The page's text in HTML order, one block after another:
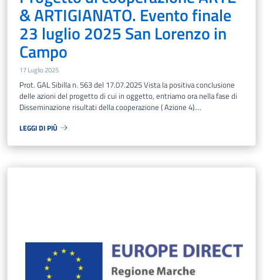
& ARTIGIANATO. Evento finale
23 luglio 2025 San Lorenzo in
Campo
17 Luglio 2025
Prot. GAL Sibilla n. 563 del 17.07.2025 Vista la positiva conclusione
delle azioni del progetto di cui in oggetto, entriamo ora nella fase di
Disseminazione risultati della cooperazione ( Azione 4)....
LEGGI DI PIÙ